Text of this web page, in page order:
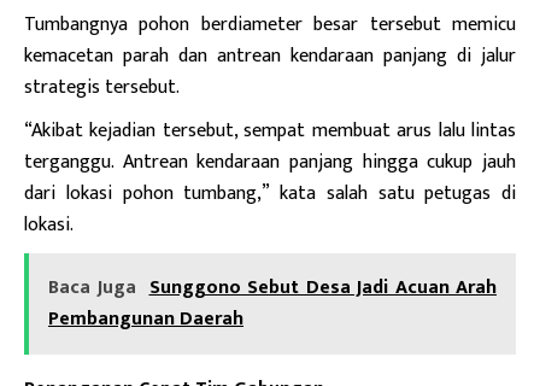
Tumbangnya pohon berdiameter besar tersebut memicu
kemacetan parah dan antrean kendaraan panjang di jalur
strategis tersebut.
“Akibat kejadian tersebut, sempat membuat arus lalu lintas
terganggu. Antrean kendaraan panjang hingga cukup jauh
dari lokasi pohon tumbang,” kata salah satu petugas di
lokasi.
Baca Juga Sunggono Sebut Desa Jadi Acuan Arah
Pembangunan Daerah